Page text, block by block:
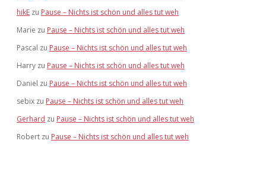
hikE zu Pause – Nichts ist schön und alles tut weh
Marie zu Pause – Nichts ist schön und alles tut weh
Pascal zu Pause – Nichts ist schön und alles tut weh
Harry zu Pause – Nichts ist schön und alles tut weh
Daniel zu Pause – Nichts ist schön und alles tut weh
sebix zu Pause – Nichts ist schön und alles tut weh
Gerhard zu Pause – Nichts ist schön und alles tut weh
Robert zu Pause – Nichts ist schön und alles tut weh